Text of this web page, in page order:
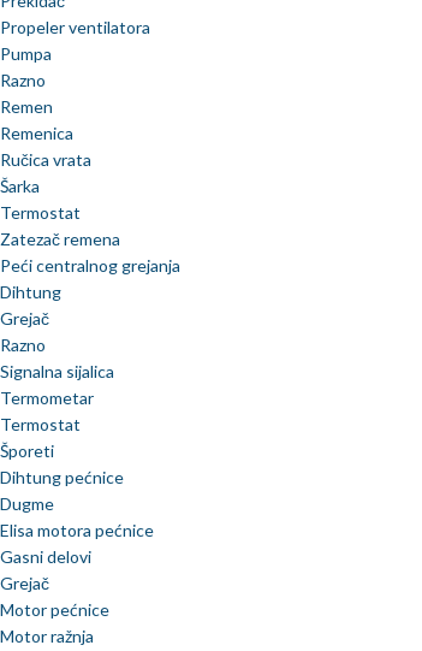
Propeler ventilatora
Pumpa
Razno
Remen
Remenica
Ručica vrata
Šarka
Termostat
Zatezač remena
Peći centralnog grejanja
Dihtung
Grejač
Razno
Signalna sijalica
Termometar
Termostat
Šporeti
Dihtung pećnice
Dugme
Elisa motora pećnice
Gasni delovi
Grejač
Motor pećnice
Motor ražnja